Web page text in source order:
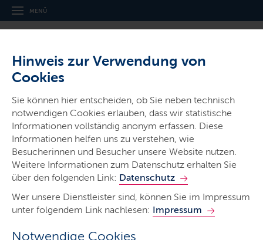
Hinweis zur Verwendung von
Cookies
Sie können hier entscheiden, ob Sie neben technisch
notwendigen Cookies erlauben, dass wir statistische
Informationen vollständig anonym erfassen. Diese
Informationen helfen uns zu verstehen, wie
Besucherinnen und Besucher unsere Website nutzen.
Weitere Informationen zum Datenschutz erhalten Sie
über den folgenden Link: Datenschutz
Wer unsere Dienstleister sind, können Sie im Impressum
unter folgendem Link nachlesen: Impressum
Notwendige Cookies
MENÜ
Thema
Ukraine aktuell
Start
Mithelfen